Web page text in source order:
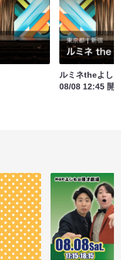
ルミネtheよし
08/08 12:45 開